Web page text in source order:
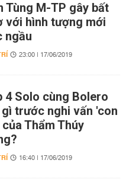
Tùng M-TP gây bất
với hình tượng mới
ngầu
23:00 | 17/06/2019
4 Solo cùng Bolero
trước nghi vấn 'con
Thẩm Thúy
16:40 | 17/06/2019